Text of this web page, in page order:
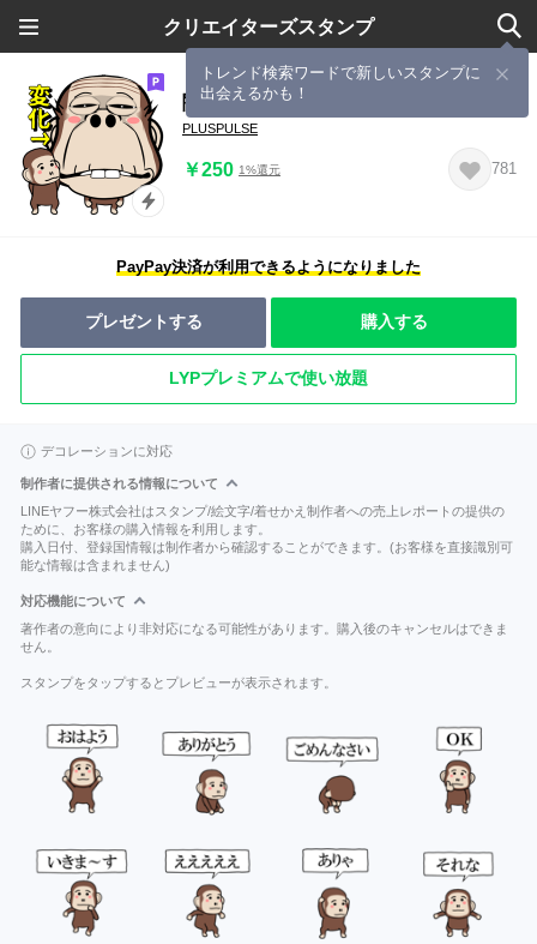
クリエイターズスタンプ
トレンド検索ワードで新しいスタンプに
出会えるかも！
闇ザル【使用難易度★★★】4
PLUSPULSE
￥250 1%還元 781
PayPay決済が利用できるようになりました
プレゼントする 購入する
LYPプレミアムで使い放題
デコレーションに対応
制作者に提供される情報について
LINEヤフー株式会社はスタンプ/絵文字/着せかえ制作者への売上レポートの提供の
ために、お客様の購入情報を利用します。
購入日付、登録国情報は制作者から確認することができます。(お客様を直接識別可
能な情報は含まれません)
対応機能について
著作者の意向により非対応になる可能性があります。購入後のキャンセルはできま
せん。
スタンプをタップするとプレビューが表示されます。